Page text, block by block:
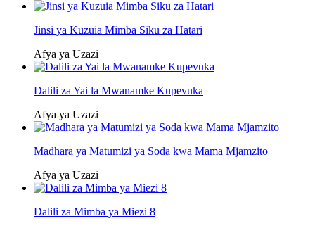
Jinsi ya Kuzuia Mimba Siku za Hatari
Afya ya Uzazi
Dalili za Yai la Mwanamke Kupevuka
Afya ya Uzazi
Madhara ya Matumizi ya Soda kwa Mama Mjamzito
Afya ya Uzazi
Dalili za Mimba ya Miezi 8